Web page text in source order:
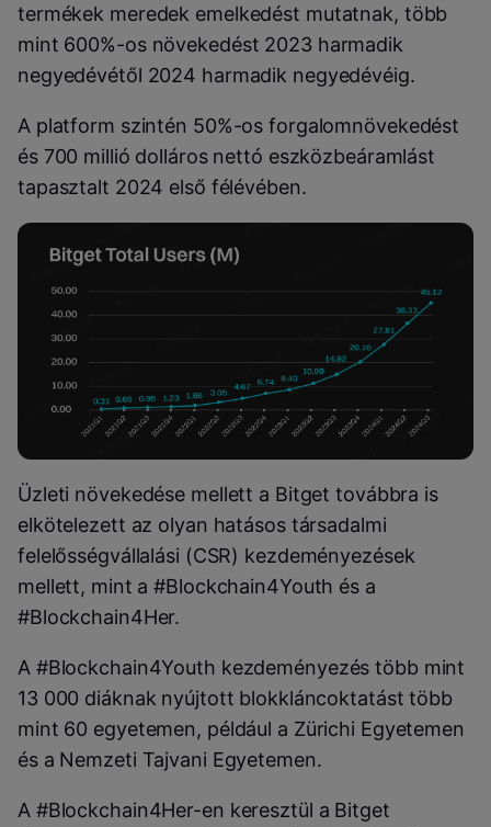
termékek meredek emelkedést mutatnak, több
mint 600%-os növekedést 2023 harmadik
negyedévétől 2024 harmadik negyedévéig.
A platform szintén 50%-os forgalomnövekedést
és 700 millió dolláros nettó eszközbeáramlást
tapasztalt 2024 első félévében.
Üzleti növekedése mellett a Bitget továbbra is
elkötelezett az olyan hatásos társadalmi
felelősségvállalási (CSR) kezdeményezések
mellett, mint a #Blockchain4Youth és a
#Blockchain4Her.
A #Blockchain4Youth kezdeményezés több mint
13 000 diáknak nyújtott blokkláncoktatást több
mint 60 egyetemen, például a Zürichi Egyetemen
és a Nemzeti Tajvani Egyetemen.
A #Blockchain4Her-en keresztül a Bitget